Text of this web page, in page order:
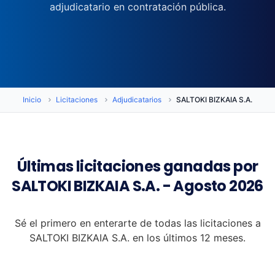
adjudicatario en contratación pública.
Inicio Licitaciones Adjudicatarios SALTOKI BIZKAIA S.A.
Últimas licitaciones ganadas por
SALTOKI BIZKAIA S.A. - Agosto 2026
Sé el primero en enterarte de todas las licitaciones a
SALTOKI BIZKAIA S.A. en los últimos 12 meses.